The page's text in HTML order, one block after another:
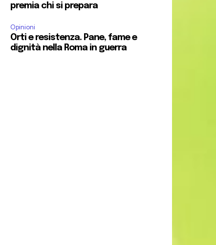
premia chi si prepara
Opinioni
Orti e resistenza. Pane, fame e
dignità nella Roma in guerra